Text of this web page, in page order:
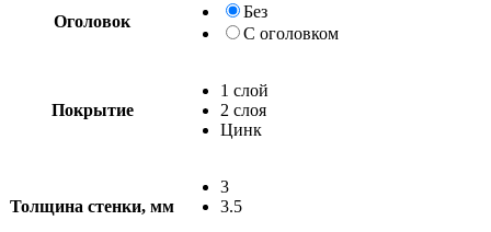
Оголовок
Без
С оголовком
Покрытие
1 слой
2 слоя
Цинк
Толщина стенки, мм
3
3.5